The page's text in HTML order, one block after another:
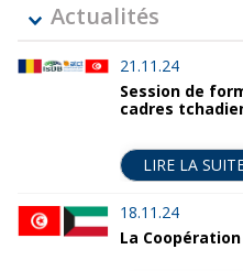
Actualités
21.11.24
Session de
cadres
LIRE LA
18.11.24
La